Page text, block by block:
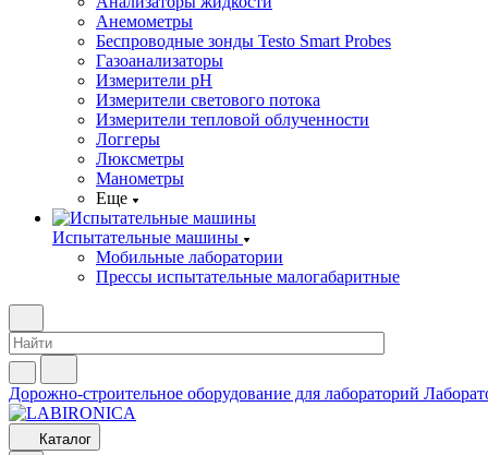
Анемометры
Беспроводные зонды Testo Smart Probes
Газоанализаторы
Измерители pH
Измерители светового потока
Измерители тепловой облученности
Логгеры
Люксметры
Манометры
Еще
Испытательные машины
Мобильные лаборатории
Прессы испытательные малогабаритные
Дорожно-строительное оборудование для лабораторий
Каталог